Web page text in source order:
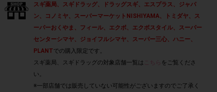
スギ薬局、スギドラッグ、ドラッグスギ、エスプラス、ジャパ
ン、コノミヤ、スーパーマーケットNISHIYAMA、トミダヤ、ス
ーパーおくやま、フィール、エクボ、エクボスタイル、スーパー
センターシマヤ、ジョイフルシマヤ、スーパー三心、ハニー、
PLANTでの購入限定です。
スギ薬局、スギドラッグの対象店舗一覧は
こちら をご覧くださ
い。
※一部店舗では販売していない可能性がございますのでご了承く